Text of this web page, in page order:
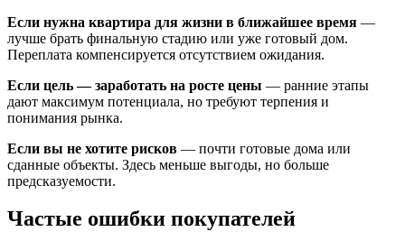
Если нужна квартира для жизни в ближайшее время —
лучше брать финальную стадию или уже готовый дом.
Переплата компенсируется отсутствием ожидания.
Если цель — заработать на росте цены — ранние этапы
дают максимум потенциала, но требуют терпения и
понимания рынка.
Если вы не хотите рисков — почти готовые дома или
сданные объекты. Здесь меньше выгоды, но больше
предсказуемости.
Частые ошибки покупателей